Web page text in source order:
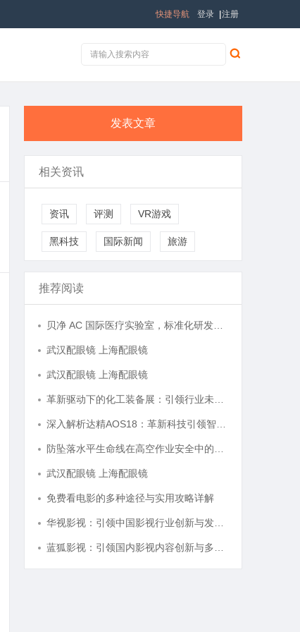
登录 注册
快捷导航
发表文章
相关资讯
资讯 评测 VR游戏
黑科技 国际新闻 旅游
推荐阅读
武汉配眼镜 上海配眼镜
武汉配眼镜 上海配眼镜
武汉配眼镜 上海配眼镜
免费看电影的多种途径与实用攻略详解